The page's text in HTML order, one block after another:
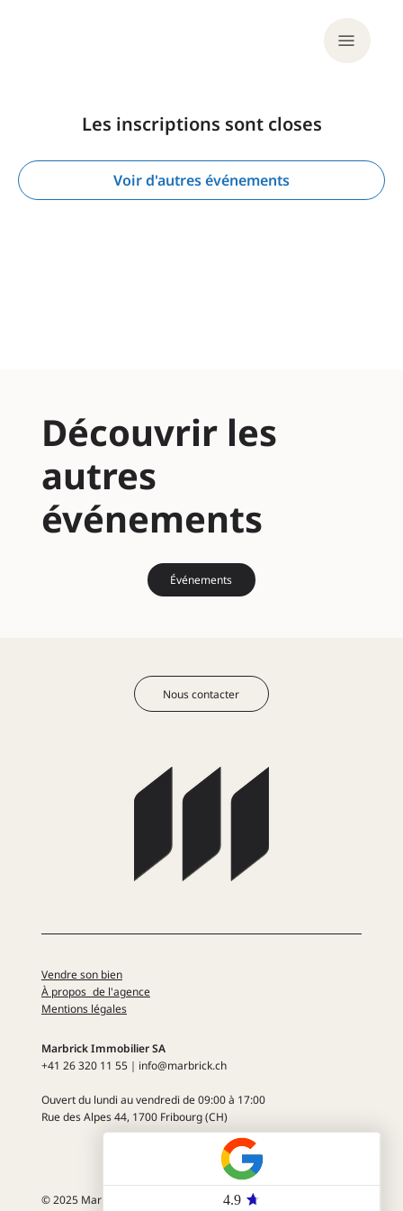
Les inscriptions sont closes
Voir d'autres événements
Découvrir les
autres
événements
Événements
Nous contacter
Marbrick Immobilier SA
+41 26 320 11 55​​｜info@marbrick.ch
Ouvert du lundi au vendredi de 09:00 à 17:00
Rue des Alpes 44, 1700 Fribourg (CH)
Vendre son bien
À propos de l'agence
Mentions légales
© 2025 Marbrick Immobilier SA. Tout droit réservé.